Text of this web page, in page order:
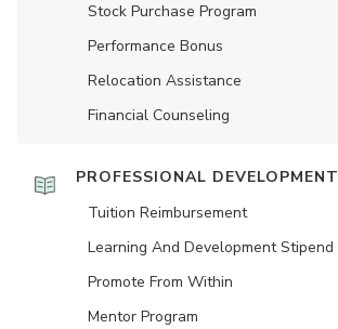
Stock Purchase Program
Performance Bonus
Relocation Assistance
Financial Counseling
PROFESSIONAL DEVELOPMENT
Tuition Reimbursement
Learning And Development Stipend
Promote From Within
Mentor Program